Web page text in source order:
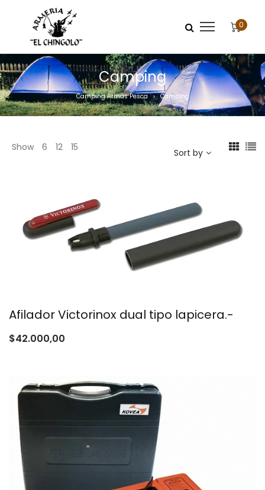
0
Camping
Camping Armas Pesca > Camping
Show 6 12 15 Sort by
Afilador Victorinox dual tipo lapicera.-
$42.000,00